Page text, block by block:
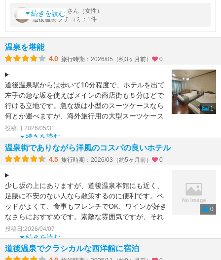
す。
大浴場が有って道後温泉らしさが有ります。
夕食のレストランだけ浴衣がダメです。朝
続きを読む
byasari-con さん（女性）
道後温泉 クチコミ：1件
温泉を堪能
4.0 旅行時期：2026/05（約3ヶ月前） 0
道後温泉駅からは歩いて10分程度で、ホテルを出て
左手の急な坂を使えばメインの商店街も５分ほどで
行ける立地です。急な坂は小型のスーツケースなら
何とか運べますが、海外旅行用の大型スーツケース
は大変だと思う
続きを読む
投稿日:2026/05/31
1
温泉街でありながら洋風のコスパの良いホテル
4.5 旅行時期：2026/03（約5ヶ月前） 0
少し坂の上にありますが、道後温泉本館にも近く、
足腰に不安のない人なら散策するのに便利です。ベ
ッドがよくて、食事もフレンチでOK、ワインが好き
なさらにおすすめです。素敵な雰囲気ですが、それ
ほど気取らずに
続きを読む
投稿日:2026/04/07
0
道後温泉でクラシカルな西洋館に宿泊